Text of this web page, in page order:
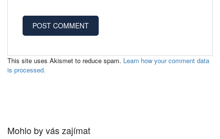
This site uses Akismet to reduce spam. Learn how your comment data
is processed.
Mohlo by vás zajímat